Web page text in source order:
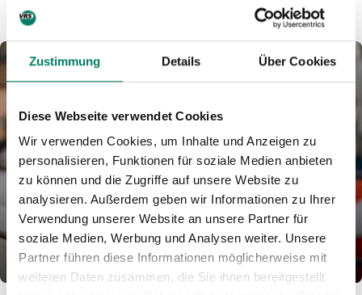
Zustimmung Details Über Cookies
Diese Webseite verwendet Cookies
Wir verwenden Cookies, um Inhalte und Anzeigen zu
personalisieren, Funktionen für soziale Medien anbieten
zu können und die Zugriffe auf unsere Website zu
analysieren. Außerdem geben wir Informationen zu Ihrer
Verwendung unserer Website an unsere Partner für
soziale Medien, Werbung und Analysen weiter. Unsere
Partner führen diese Informationen möglicherweise mit
weiteren Daten zusammen, die Sie ihnen bereitgestellt
HandyTicket
LEARN MORE